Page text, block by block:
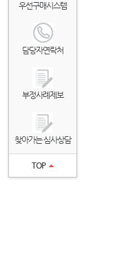
우선구매시스템
담당자연락처
부정사례제보
찾아가는 심사상담
TOP